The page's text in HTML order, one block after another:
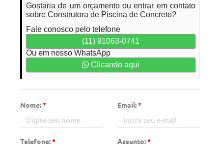
Gostaria de um orçamento ou entrar em contato
sobre Construtora de Piscina de Concreto?
Fale conosco pelo telefone
(11) 91063-0741
Ou em nosso WhatsApp
Clicando aqui
Nome:* Email:*
Telefone:* Assunto:*